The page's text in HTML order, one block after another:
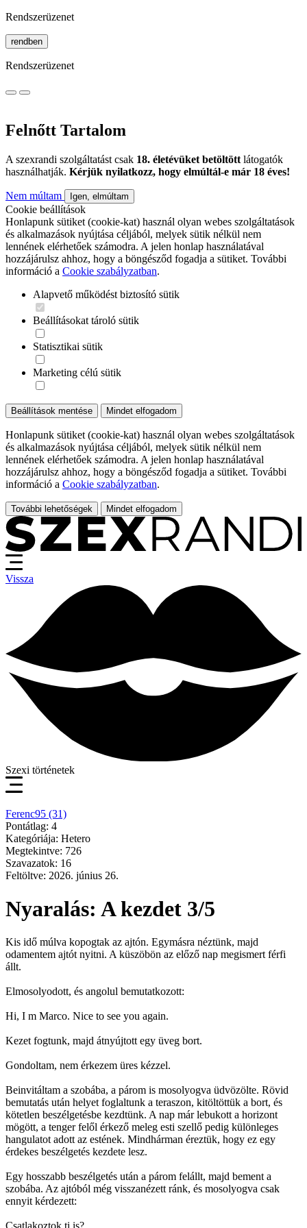
Rendszerüzenet
rendben
Rendszerüzenet
Felnőtt Tartalom
A szexrandi szolgáltatást csak 18. életévüket betöltött látogatók
használhatják. Kérjük nyilatkozz, hogy elmúltál-e már 18 éves!
Nem múltam Igen, elmúltam
Cookie beállítások
Honlapunk sütiket (cookie-kat) használ olyan webes szolgáltatások
és alkalmazások nyújtása céljából, melyek sütik nélkül nem
lennének elérhetőek számodra. A jelen honlap használatával
hozzájárulsz ahhoz, hogy a böngésződ fogadja a sütiket. További
információ a Cookie szabályzatban.
Alapvető működést biztosító sütik
Beállításokat tároló sütik
Statisztikai sütik
Marketing célú sütik
Beállítások mentése Mindet elfogadom
Honlapunk sütiket (cookie-kat) használ olyan webes szolgáltatások
és alkalmazások nyújtása céljából, melyek sütik nélkül nem
lennének elérhetőek számodra. A jelen honlap használatával
hozzájárulsz ahhoz, hogy a böngésződ fogadja a sütiket. További
információ a Cookie szabályzatban.
További lehetőségek Mindet elfogadom
Vissza
Szexi történetek
Ferenc95 (31)
Pontátlag: 4
Kategóriája: Hetero
Megtekintve: 726
Szavazatok: 16
Feltöltve: 2026. június 26.
Nyaralás: A kezdet 3/5
Kis idő múlva kopogtak az ajtón. Egymásra néztünk, majd
odamentem ajtót nyitni. A küszöbön az előző nap megismert férfi
állt.
Elmosolyodott, és angolul bemutatkozott:
Hi, I m Marco. Nice to see you again.
Kezet fogtunk, majd átnyújtott egy üveg bort.
Gondoltam, nem érkezem üres kézzel.
Beinvitáltam a szobába, a párom is mosolyogva üdvözölte. Rövid
bemutatás után helyet foglaltunk a teraszon, kitöltöttük a bort, és
kötetlen beszélgetésbe kezdtünk. A nap már lebukott a horizont
mögött, a tenger felől érkező meleg esti szellő pedig különleges
hangulatot adott az estének. Mindhárman éreztük, hogy ez egy
érdekes beszélgetés kezdete lesz.
Egy hosszabb beszélgetés után a párom felállt, majd bement a
szobába. Az ajtóból még visszanézett ránk, és mosolyogva csak
ennyit kérdezett: